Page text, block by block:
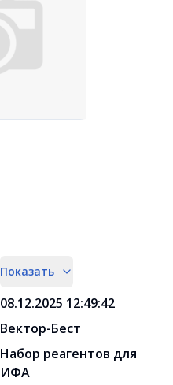
Показать
08.12.2025 12:49:42
Вектор-Бест
Набор реагентов для
ИФА